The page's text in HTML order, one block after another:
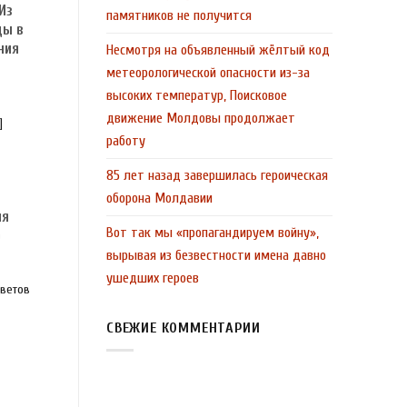
в
памятников не получится
Несмотря на объявленный жёлтый код
метеорологической опасности из-за
высоких температур, Поисковое
движение Молдовы продолжает
работу
85 лет назад завершилась героическая
оборона Молдавии
Вот так мы «пропагандируем войну»,
вырывая из безвестности имена давно
ушедших героев
СВЕЖИЕ КОММЕНТАРИИ